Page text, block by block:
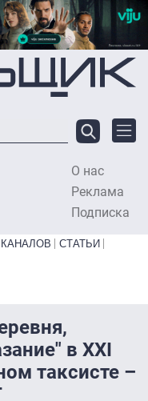
О нас
Реклама
Подписка
СТАТЬИ
в XXI
таксисте –